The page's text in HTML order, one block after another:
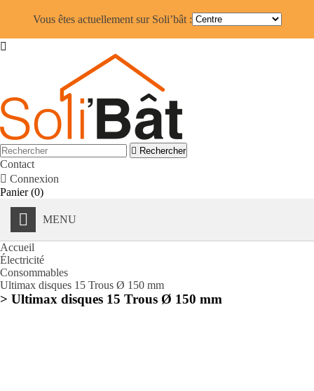
Vous êtes actuellement sur Soli’bât :

 Rechercher
Contact
 Connexion
Panier (0)
MENU
Accueil
Électricité
Consommables
Ultimax disques 15 Trous Ø 150 mm
> Ultimax disques 15 Trous Ø 150 mm